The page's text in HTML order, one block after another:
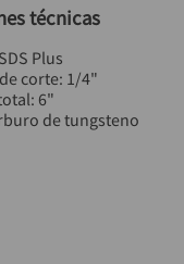
técnicas
Plus
corte: 1/4"
6"
de tungsteno
Concreto y